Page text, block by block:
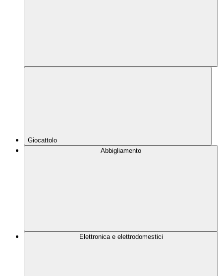
Giocattolo
Abbigliamento
Elettronica e elettrodomestici